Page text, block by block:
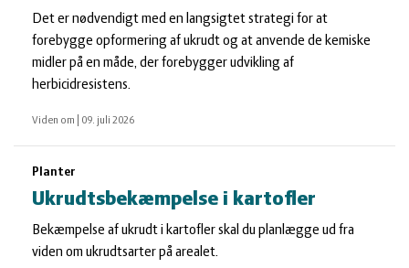
Det er nødvendigt med en langsigtet strategi for at
forebygge opformering af ukrudt og at anvende de kemiske
midler på en måde, der forebygger udvikling af
herbicidresistens.
Viden om 09. juli 2026
Planter
Ukrudtsbekæmpelse i kartofler
Bekæmpelse af ukrudt i kartofler skal du planlægge ud fra
viden om ukrudtsarter på arealet.